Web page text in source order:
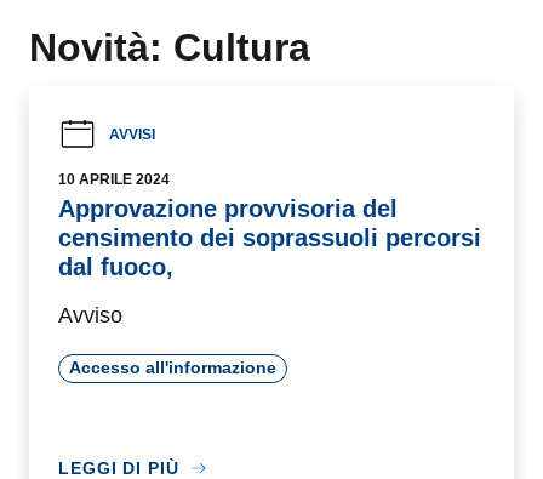
Novità: Cultura
AVVISI
10 APRILE 2024
Approvazione provvisoria del censimento
dei soprassuoli percorsi dal fuoco,
Avviso